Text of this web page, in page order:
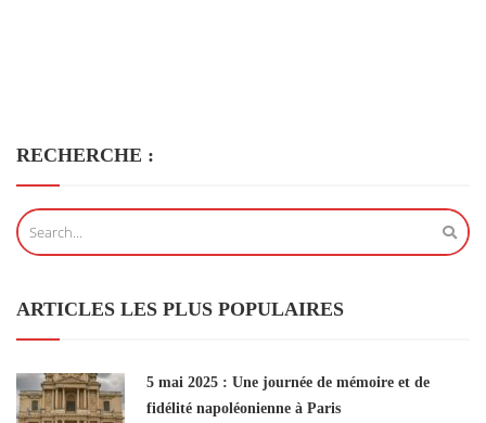
RECHERCHE :
ARTICLES LES PLUS POPULAIRES
5 mai 2025 : Une journée de mémoire et de
fidélité napoléonienne à Paris